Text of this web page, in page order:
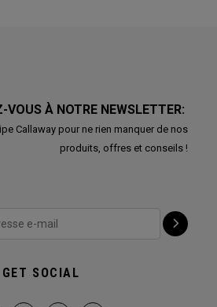
VOUS À NOTRE NEWSLETTER:
Callaway pour ne rien manquer de nos
produits, offres et conseils !
GET SOCIAL